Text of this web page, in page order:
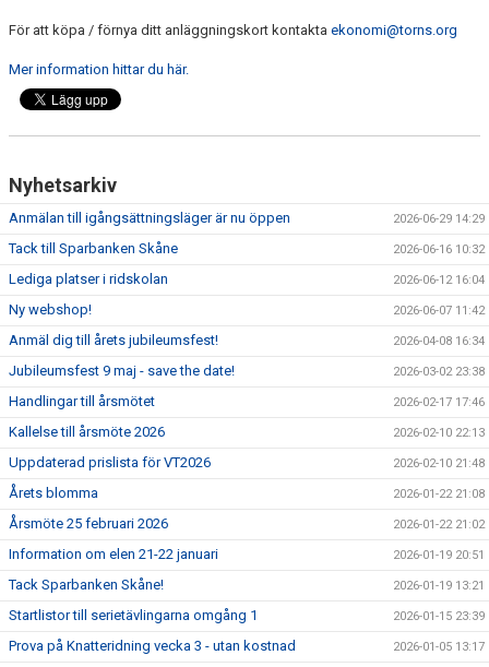
ANLÄGGNING
RIDHUSKALENDER
KLUBBSHOP
HIPPOCRATES
LEKTIONSPLANERING RIDSKOLA
För att köpa / förnya ditt anläggningskort kontakta ekonomi@torns.org
Mer information hittar du här.
Nyhetsarkiv
Anmälan till igångsättningsläger är nu öppen 2026-06-29 14:29
Tack till Sparbanken Skåne 2026-06-16 10:32
Lediga platser i ridskolan 2026-06-12 16:04
Ny webshop! 2026-06-07 11:42
Anmäl dig till årets jubileumsfest! 2026-04-08 16:34
Jubileumsfest 9 maj - save the date! 2026-03-02 23:38
Handlingar till årsmötet 2026-02-17 17:46
Kallelse till årsmöte 2026 2026-02-10 22:13
Uppdaterad prislista för VT2026 2026-02-10 21:48
Årets blomma 2026-01-22 21:08
Årsmöte 25 februari 2026 2026-01-22 21:02
Information om elen 21-22 januari 2026-01-19 20:51
Tack Sparbanken Skåne! 2026-01-19 13:21
Startlistor till serietävlingarna omgång 1 2026-01-15 23:39
Prova på Knatteridning vecka 3 - utan kostnad 2026-01-05 13:17